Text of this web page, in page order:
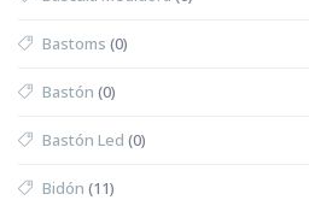
Bastoms (0)
Bastón (0)
Bastón Led (0)
Bidón (11)